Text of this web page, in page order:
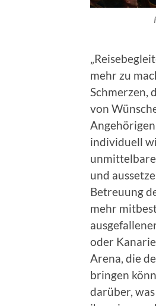
mehr zu
Schmerzen,
von
individuell
und
Betreuung
mehr
oder
Arena, die
bringen
darüber,